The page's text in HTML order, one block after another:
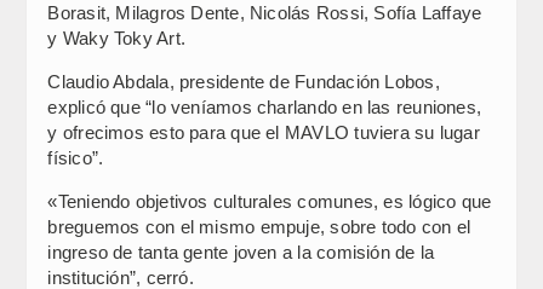
Borasit, Milagros Dente, Nicolás Rossi, Sofía Laffaye
y Waky Toky Art.
Claudio Abdala, presidente de Fundación Lobos,
explicó que “lo veníamos charlando en las reuniones,
y ofrecimos esto para que el MAVLO tuviera su lugar
físico”.
«Teniendo objetivos culturales comunes, es lógico que
breguemos con el mismo empuje, sobre todo con el
ingreso de tanta gente joven a la comisión de la
institución”, cerró.